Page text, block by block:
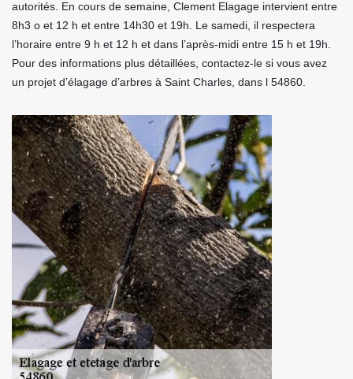
autorités. En cours de semaine, Clement Elagage intervient entre
8h3 o et 12 h et entre 14h30 et 19h. Le samedi, il respectera
l’horaire entre 9 h et 12 h et dans l’après-midi entre 15 h et 19h.
Pour des informations plus détaillées, contactez-le si vous avez
un projet d’élagage d’arbres à Saint Charles, dans l 54860.